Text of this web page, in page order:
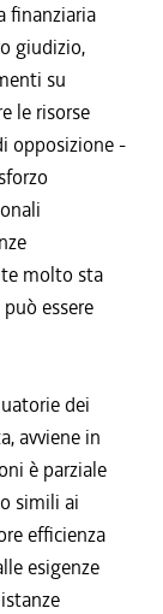
finanziaria
giudizio,
su
le risorse
opposizione -
molto sta
essere
dei
avviene in
è parziale
simili ai
efficienza
esigenze